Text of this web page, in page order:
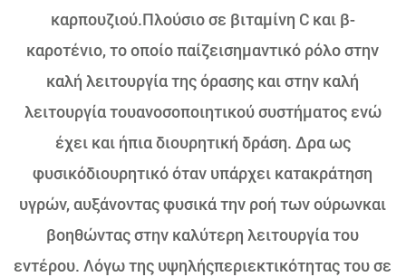
καρπουζιού.Πλούσιο σε βιταμίνη C και β-
καροτένιο, το οποίο παίζεισημαντικό ρόλο στην
καλή λειτουργία της όρασης και στην καλή
λειτουργία τουανοσοποιητικού συστήματος ενώ
έχει και ήπια διουρητική δράση. Δρα ως
φυσικόδιουρητικό όταν υπάρχει κατακράτηση
υγρών, αυξάνοντας φυσικά την ροή των ούρωνκαι
βοηθώντας στην καλύτερη λειτουργία του
εντέρου. Λόγω της υψηλήςπεριεκτικότητας του σε